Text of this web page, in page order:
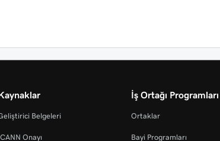
Belgeleri
Onayı
İş Ortağı Programları
Ortaklar
Bayi Programları